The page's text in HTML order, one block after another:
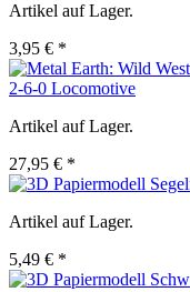
Artikel auf Lager.
3,95 € *
2-6-0 Locomotive
Artikel auf Lager.
27,95 € *
Artikel auf Lager.
5,49 € *